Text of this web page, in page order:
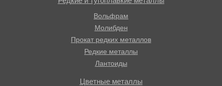
Вольфрам
Молибден
Прокат редких металлов
Редкие металлы
Лантоиды
Цветные металлы